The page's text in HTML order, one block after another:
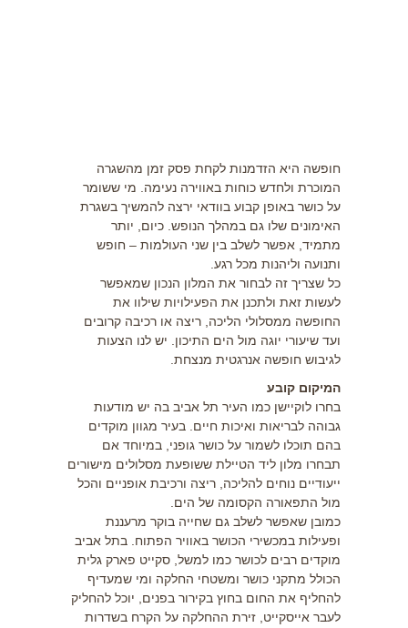
חופשה היא הזדמנות לקחת פסק זמן מהשגרה
המוכרת ולחדש כוחות באווירה נעימה. מי ששומר
על כושר באופן קבוע בוודאי ירצה להמשיך בשגרת
האימונים שלו גם במהלך הנופש. כיום, יותר
מתמיד, אפשר לשלב בין שני העולמות – חופש
ותנועה וליהנות מכל רגע.
כל שצריך זה לבחור את המלון הנכון שמאפשר
לעשות זאת ולתכנן את הפעילויות שילוו את
החופשה ממסלולי הליכה, ריצה או רכיבה קרובים
ועד שיעורי יוגה מול הים התיכון. יש לנו הצעות
לגיבוש חופשה אנרגטית מנצחת.
המיקום קובע
בחרו לוקיישן כמו העיר תל אביב בה יש מודעות
גבוהה לבריאות ואיכות חיים. בעיר מגוון מוקדים
בהם תוכלו לשמור על כושר גופני, במיוחד אם
תבחרו מלון ליד הטיילת ששופעת מסלולים מישורים
ייעודיים נוחים להליכה, ריצה ורכיבת אופניים והכל
מול התפאורה הקסומה של הים.
כמובן שאפשר לשלב גם שחייה בוקר מרעננת
ופעילות במכשירי הכושר באוויר הפתוח. בתל אביב
מוקדים רבים לכושר כמו למשל, סקייט פארק גלית
הכולל מתקני כושר ומשטחי החלקה ומי שמעדיף
להחליף את החום בחוץ בקירור בפנים, יוכל להחליק
לעבר אייסקייט, זירת ההחלקה על הקרח בשדרות